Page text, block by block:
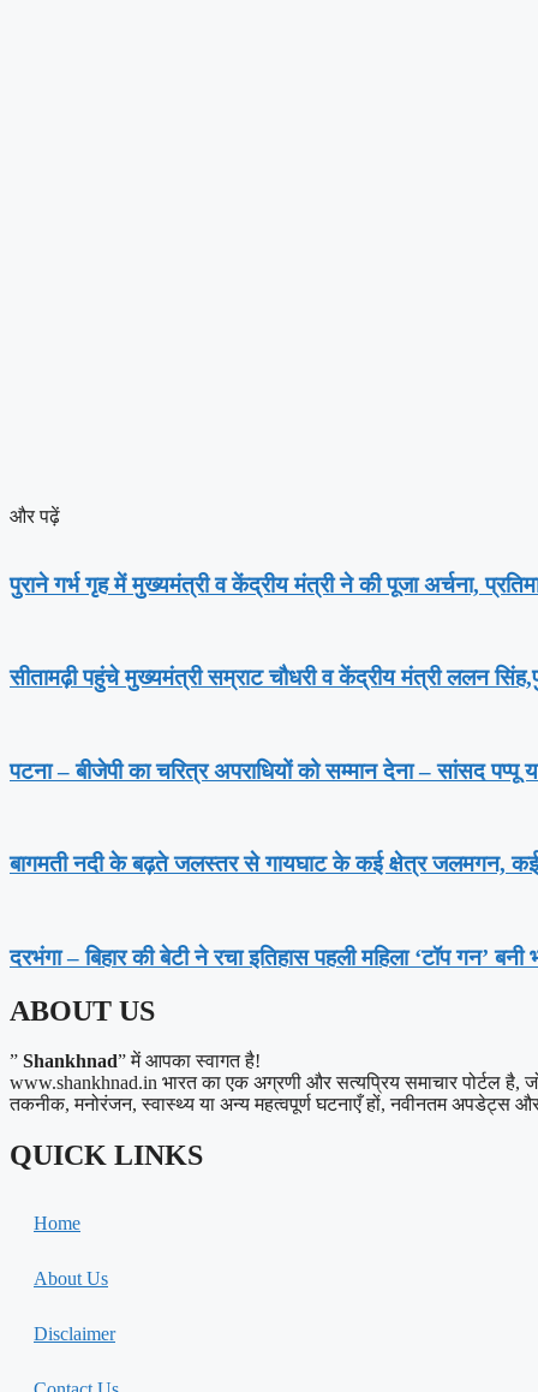
और पढ़ें
पुराने गर्भ गृह में मुख्यमंत्री व केंद्रीय मंत्री ने की पूजा अर्चना,
सीतामढ़ी पहुंचे मुख्यमंत्री सम्राट चौधरी व केंद्रीय मंत्री ललन
पटना – बीजेपी का चरित्र अपराधियों को सम्मान देना – सांसद
बागमती नदी के बढ़ते जलस्तर से गायघाट के कई क्षेत्र जलमगन,
दरभंगा – बिहार की बेटी ने रचा इतिहास पहली महिला ‘टॉप गन’ बनी
ABOUT US
” Shankhnad” में आपका स्वागत है!
www.shankhnad.in भारत का एक अग्रणी और सत्यप्रिय समाचार पोर्टल है,
तकनीक, मनोरंजन, स्वास्थ्य या अन्य महत्वपूर्ण घटनाएँ हों, नवीनतम अपडेट्स और
QUICK LINKS
Home
About Us
Disclaimer